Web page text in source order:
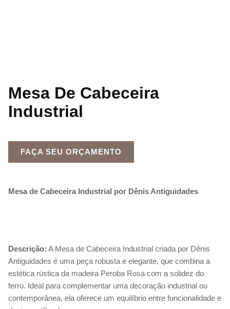
Mesa De Cabeceira
Industrial
FAÇA SEU ORÇAMENTO
Mesa de Cabeceira Industrial por Dênis Antiguidades
Descrição: A Mesa de Cabeceira Industrial criada por Dênis
Antiguidades é uma peça robusta e elegante, que combina a
estética rústica da madeira Peroba Rosa com a solidez do
ferro. Ideal para complementar uma decoração industrial ou
contemporânea, ela oferece um equilíbrio entre funcionalidade e